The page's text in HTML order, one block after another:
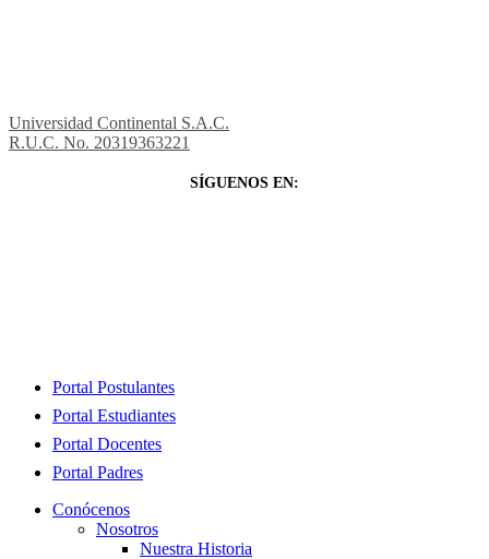
Universidad Continental S.A.C.
R.U.C. No. 20319363221
SÍGUENOS EN:
Close
Portal Postulantes
Portal Estudiantes
Portal Docentes
Portal Padres
Conócenos
Nosotros
Nuestra Historia